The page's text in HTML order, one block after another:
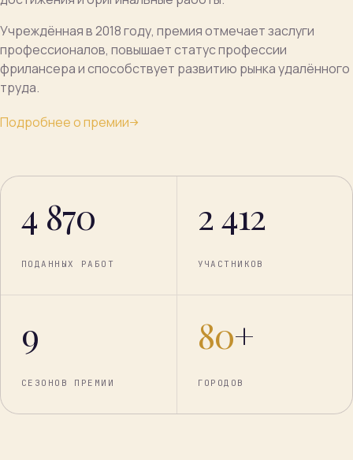
Учреждённая в 2018 году, премия отмечает заслуги
профессионалов, повышает статус профессии
фрилансера и способствует развитию рынка удалённого
труда.
Подробнее о премии
4 870
ПОДАННЫХ РАБОТ
2 412
УЧАСТНИКОВ
9
СЕЗОНОВ ПРЕМИИ
80+
ГОРОДОВ